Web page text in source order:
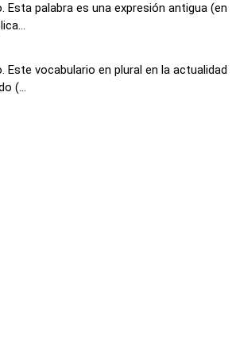
Esta palabra es una expresión antigua (en
Este vocabulario en plural en la actualidad
(...